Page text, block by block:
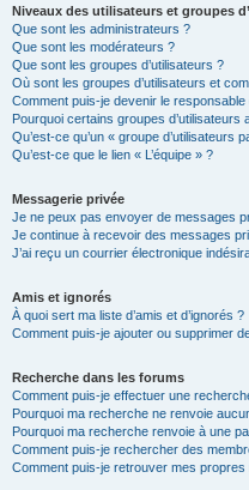
Niveaux des utilisateurs et groupes
Que sont les administrateurs ?
Que sont les modérateurs ?
Que sont les groupes d’utilisateurs ?
Où sont les groupes d’utilisateurs et
Comment puis-je devenir le responsable
Pourquoi certains groupes
Qu’est-ce qu’un « groupe d’utilisateurs
Qu’est-ce que le lien « L’équipe » ?
Messagerie privée
Je ne peux pas envoyer de messages
Je continue à recevoir des messages
J’ai reçu un courrier électronique
Amis et ignorés
À quoi sert ma liste d’amis et d’ignorés ?
Comment puis-je ajouter ou supprimer
Recherche dans les forums
Comment puis-je effectuer une
Pourquoi ma recherche ne renvoie
Pourquoi ma recherche renvoie à une
Comment puis-je rechercher des
Comment puis-je retrouver mes